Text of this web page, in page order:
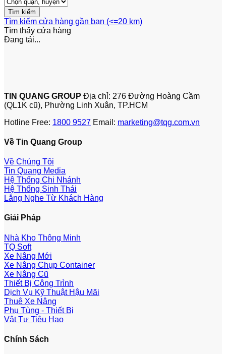
Tìm kiếm cửa hàng gần bạn (<=20 km)
Tìm thấy cửa hàng
Đang tải...
TIN QUANG GROUP Địa chỉ: 276 Đường Hoàng Cầm
(QL1K cũ), Phường Linh Xuân, TP.HCM
Hotline Free: 1800 9527 Email: marketing@tqg.com.vn
Về Tin Quang Group
Về Chúng Tôi
Tin Quang Media
Hệ Thống Chi Nhánh
Hệ Thống Sinh Thái
Lắng Nghe Từ Khách Hàng
Giải Pháp
Nhà Kho Thông Minh
TQ Soft
Xe Nâng Mới
Xe Nâng Chụp Container
Xe Nâng Cũ
Thiết Bị Công Trình
Dịch Vụ Kỹ Thuật Hậu Mãi
Thuê Xe Nâng
Phụ Tùng - Thiết Bị
Vật Tư Tiêu Hao
Chính Sách